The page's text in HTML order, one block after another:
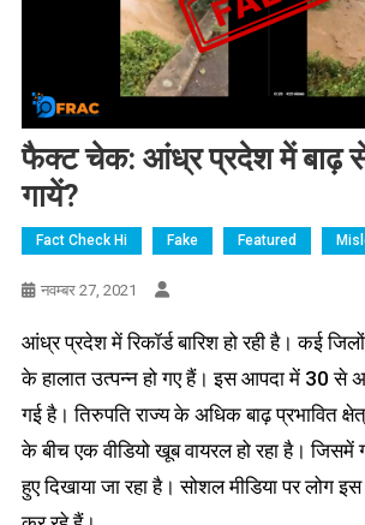
फैक्ट चेक: आंध्र प्रदेश में बाढ़ से
गायें?
Fact Check Hi Fake Featured
नवम्बर 27, 2021
आंध्र प्रदेश में रिकॉर्ड बारिश हो रही है। कई जिलों
के हालात उत्पन्न हो गए हैं। इस आपदा में 30 से
गई है। तिरुपति राज्य के अधिक बाढ़ प्रभावित
के बीच एक वीडियो खूब वायरल हो रहा है। जिसमें
हुए दिखाया जा रहा है। सोशल मीडिया पर लोग